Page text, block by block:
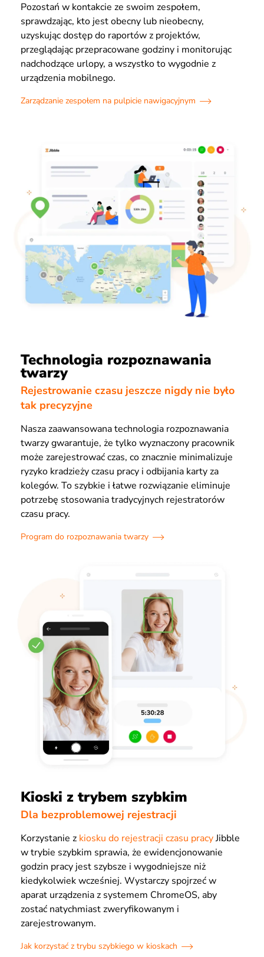
Pozostań w kontakcie ze swoim zespołem,
sprawdzając, kto jest obecny lub nieobecny,
uzyskując dostęp do raportów z projektów,
przeglądając przepracowane godziny i monitorując
nadchodzące urlopy, a wszystko to wygodnie z
urządzenia mobilnego.
Zarządzanie zespołem na pulpicie nawigacyjnym
Technologia rozpoznawania
twarzy
Rejestrowanie czasu jeszcze nigdy nie było
tak precyzyjne
Nasza zaawansowana technologia rozpoznawania
twarzy gwarantuje, że tylko wyznaczony pracownik
może zarejestrować czas, co znacznie minimalizuje
ryzyko kradzieży czasu pracy i odbijania karty za
kolegów. To szybkie i łatwe rozwiązanie eliminuje
potrzebę stosowania tradycyjnych rejestratorów
czasu pracy.
Program do rozpoznawania twarzy
Kioski z trybem szybkim
Dla bezproblemowej rejestracji
Korzystanie z kiosku do rejestracji czasu pracyJibble
w trybie szybkim sprawia, że ewidencjonowanie
godzin pracy jest szybsze i wygodniejsze niż
kiedykolwiek wcześniej. Wystarczy spojrzeć w
aparat urządzenia z systemem ChromeOS, aby
zostać natychmiast zweryfikowanym i
zarejestrowanym.
Jak korzystać z trybu szybkiego w kioskach